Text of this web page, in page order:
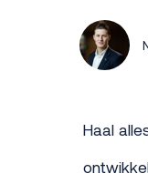
Haal